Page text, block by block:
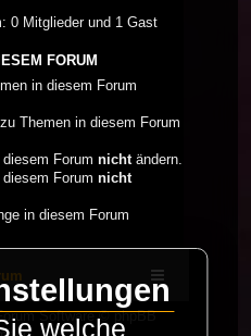
0 Mitglieder und 1 Gast
FORUM
in diesem Forum
Themen in diesem Forum
Forum nicht ändern.
Forum nicht
in diesem Forum
Software © phpBB
welche